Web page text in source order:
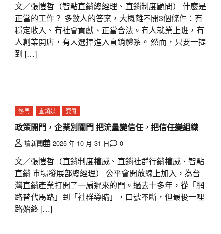
文／張愷哲（智點直銷總經理、直銷制度顧問） 什麼是
正當的工作？ 多數人的答案，大概離不開3個條件：有
穩定收入、有社會貢獻、正當合法。有人就業上班，有
人創業開店，有人選擇進入直銷體系。 然而，只要一提
到 […]
熱門 直銷媒 要聞
政策開門，企業別關門 把流量變信任，把信任變組織
讀新聞 2025 年 10 月 31 日 0
文／張愷哲（直銷制度權威、直銷社群行銷權威、智點
直銷 市場發展部總經理） 公平會開放線上加入，為台
灣直銷產業打開了一扇遲來的門。過去十多年，從「網
路替代馬路」到「社群導購」，口號不斷，但最後一哩
路始終 […]